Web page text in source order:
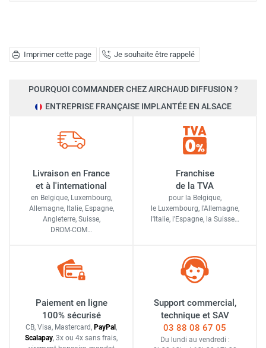
Imprimer cette page Je souhaite être rappelé
POURQUOI COMMANDER CHEZ AIRCHAUD DIFFUSION ?
ENTREPRISE FRANÇAISE IMPLANTÉE EN ALSACE
Livraison en France
et à l'international
en Belgique, Luxembourg,
Allemagne, Italie, Espagne,
Angleterre, Suisse,
DROM-COM…
Franchise
de la TVA
pour la Belgique,
le Luxembourg, l'Allemagne,
l'Italie, l'Espagne, la Suisse…
Paiement en ligne
100% sécurisé
CB, Visa, Mastercard, PayPal ,
Scalapay, 3x ou 4x sans frais,
Support commercial,
technique et SAV
03 88 08 67 05
Du lundi au vendredi :